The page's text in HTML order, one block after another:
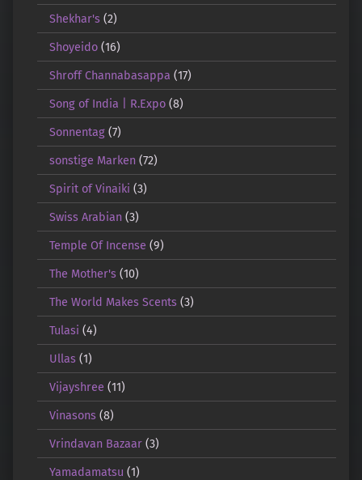
Shekhar's(2)
Shoyeido(16)
Shroff Channabasappa (17)
Song of India | R.Expo(8)
Sonnentag(7)
sonstige Marken(72)
Spirit of Vinaiki (3)
Swiss Arabian(3)
Temple Of Incense (9)
The Mother's(10)
The World Makes Scents(3)
Tulasi (4)
Ullas(1)
Vijayshree (11)
Vinasons(8)
Vrindavan Bazaar(3)
Yamadamatsu (1)